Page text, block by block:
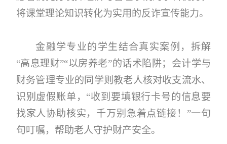
将课堂理论知识转化为实用的反诈宣传能力。
金融学专业的学生结合真实案例，拆解
“高息理财”“以房养老”的话术陷阱；会计学与
财务管理专业的同学则教老人核对收支流水、
识别虚假账单，“收到要填银行卡号的信息要
找家人协助核实，千万别急着点链接！”一句
句叮嘱，帮助老人守护财产安全。